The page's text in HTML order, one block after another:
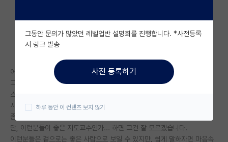
자유 게시판(아무개랩)
미국 유학 게시판
미국 대학원 합격 후기 게시판
대학원생 모집 게시판
연구실(PI) 홍보 게시판
어렸을때부터 집안의 가난 등 공부하는데 역경이 많았다던가
고졸로 일하다가 뒤늦게 지방 어디 사립대가서 spk석사 찍고 미국 탑티어
스쿨에서 박사를 하다 오셨다던가
사실 이런 분들은 인생에서 가까이 할만한 사람들입니다. 정말 대단하시고,
존경받아 마땅하고, 인생 멘토로써, 자극제로써 좋으신 분들이죠...
단, 이런분들이 좋은 지도교수인가... 하면 그건 잘 모르겠습니다.
이런분들은 겉으로는 좋은 사람으로 보일 수 있지만, 쉽게 말하자면 마음속
그동안 문의가 많았던 레벨업반 설명회를 진행합니다. *사전등록
시 링크 발송
사전 등록하기
하루 동안 이 컨텐츠 보지 않기